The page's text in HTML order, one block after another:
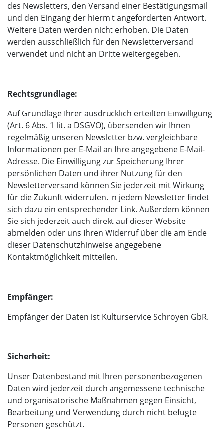
des Newsletters, den Versand einer Bestätigungsmail
und den Eingang der hiermit angeforderten Antwort.
Weitere Daten werden nicht erhoben. Die Daten
werden ausschließlich für den Newsletterversand
verwendet und nicht an Dritte weitergegeben.
Rechtsgrundlage:
Auf Grundlage Ihrer ausdrücklich erteilten Einwilligung
(Art. 6 Abs. 1 lit. a DSGVO), übersenden wir Ihnen
regelmäßig unseren Newsletter bzw. vergleichbare
Informationen per E-Mail an Ihre angegebene E-Mail-
Adresse. Die Einwilligung zur Speicherung Ihrer
persönlichen Daten und ihrer Nutzung für den
Newsletterversand können Sie jederzeit mit Wirkung
für die Zukunft widerrufen. In jedem Newsletter findet
sich dazu ein entsprechender Link. Außerdem können
Sie sich jederzeit auch direkt auf dieser Website
abmelden oder uns Ihren Widerruf über die am Ende
dieser Datenschutzhinweise angegebene
Kontaktmöglichkeit mitteilen.
Empfänger:
Empfänger der Daten ist Kulturservice Schroyen GbR.
Sicherheit:
Unser Datenbestand mit Ihren personenbezogenen
Daten wird jederzeit durch angemessene technische
und organisatorische Maßnahmen gegen Einsicht,
Bearbeitung und Verwendung durch nicht befugte
Personen geschützt.